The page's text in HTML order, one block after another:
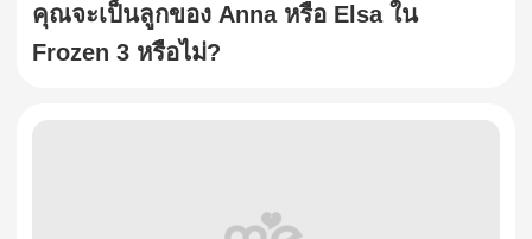
คุณจะเป็นลูกของ Anna หรือ Elsa ใน
Frozen 3 หรือไม่?